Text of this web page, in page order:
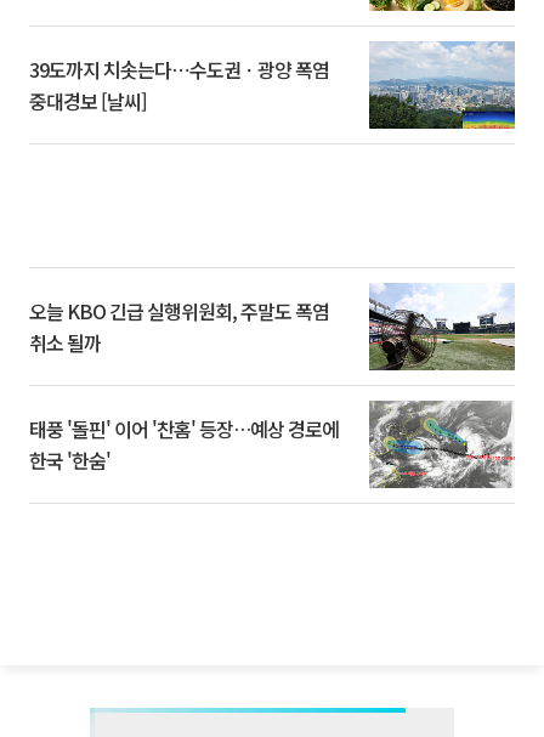
39도까지 치솟는다⋯수도권ㆍ광양 폭염
중대경보 [날씨]
오늘 KBO 긴급 실행위원회, 주말도 폭염
취소 될까
태풍 '돌핀' 이어 '찬홈' 등장…예상 경로에
한국 '한숨'